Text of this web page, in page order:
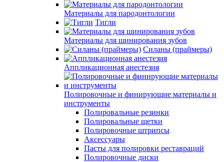
Материалы для пародонтологии
Тигли
Материалы для шинирования зубов
Силаны (праймеры)
Аппликационная анестезия
Полировочные и финирующие материалы и
инструменты
Полировальные резинки
Полировальные щетки
Полировочные штрипсы
Аксессуары
Пасты для полировки реставраций
Полировочные диски